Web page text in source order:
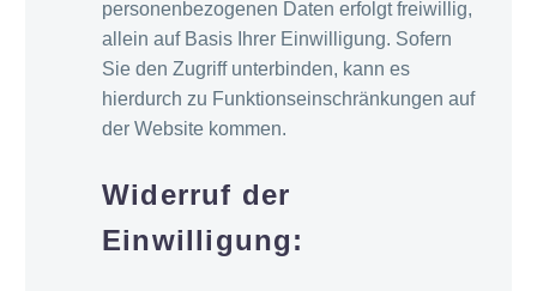
personenbezogenen Daten erfolgt freiwillig,
allein auf Basis Ihrer Einwilligung. Sofern
Sie den Zugriff unterbinden, kann es
hierdurch zu Funktionseinschränkungen auf
der Website kommen.
Widerruf der
Einwilligung: